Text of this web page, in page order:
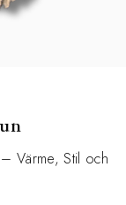
Värme, Stil och